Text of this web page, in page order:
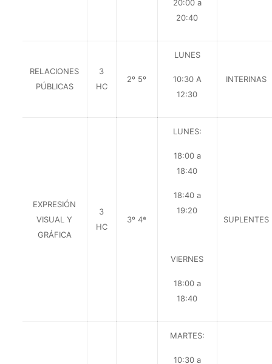
20:00 a
20:40
RELACIONES
PÚBLICAS
3
HC
2º 5º
LUNES
10:30 A
12:30
INTERINAS
EXPRESIÓN
VISUAL Y
GRÁFICA
3
HC
3º 4ª
LUNES:
18:00 a
18:40
18:40 a
19:20
VIERNES
18:00 a
18:40
SUPLENTES
MARTES:
10:30 a